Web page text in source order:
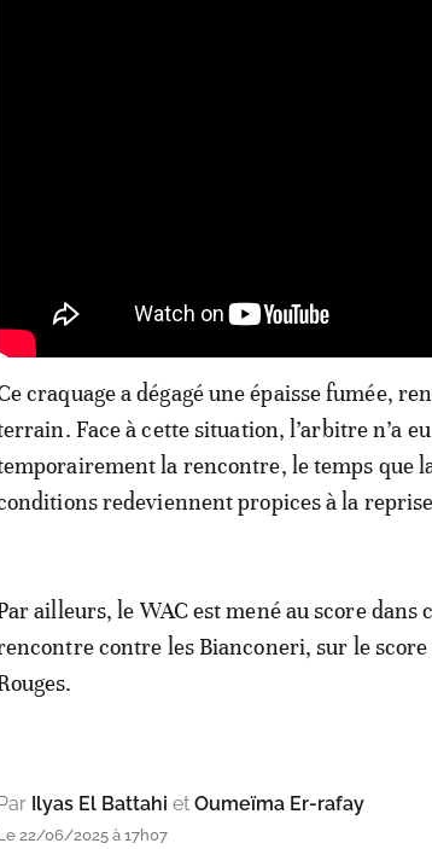
craquage a dégagé une épaisse fumée,
Face à cette situation, l’arbitre n’a
la rencontre, le temps que
redeviennent propices à la
ailleurs, le WAC est mené au score
contre les Bianconeri, sur le
Ilyas El Battahi et Oumeïma Er-rafay
22/06/2025 à 17h07